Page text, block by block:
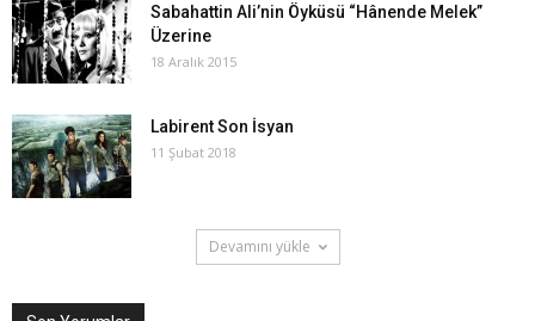
Sabahattin Ali’nin Öyküsü “Hânende Melek”
Üzerine
18 Aralık 2015
Labirent Son İsyan
11 Şubat 2018
Devamını yükle